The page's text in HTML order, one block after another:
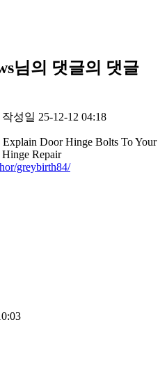
님의 댓글의 댓글
작성일 25-12-12 04:18
Door Hinge Bolts To Your
Repair
greybirth84/